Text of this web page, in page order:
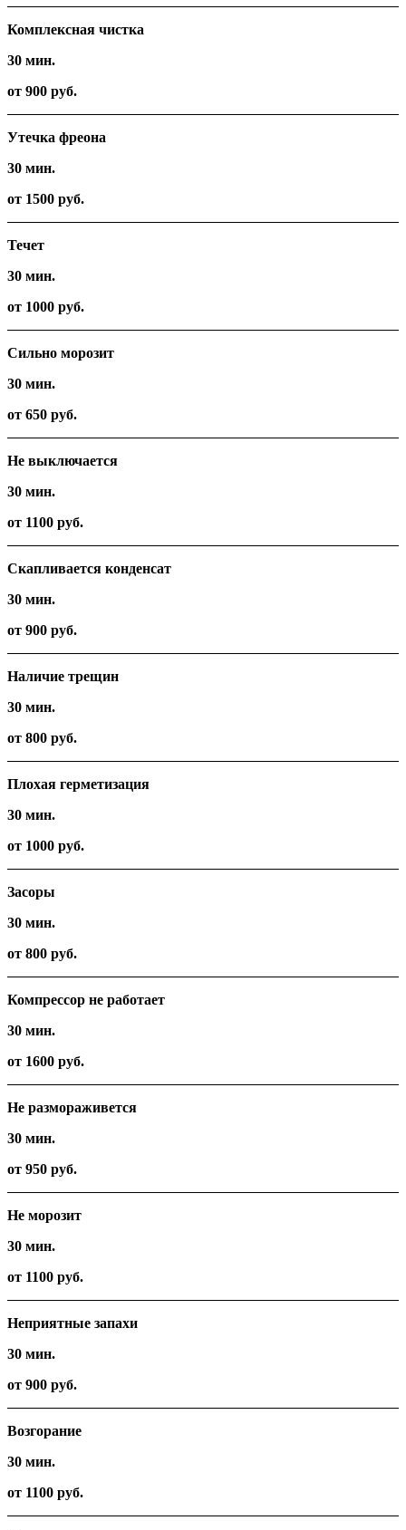
Комплексная чистка
30 мин.
от 900 руб.
Утечка фреона
30 мин.
от 1500 руб.
Течет
30 мин.
от 1000 руб.
Сильно морозит
30 мин.
от 650 руб.
Не выключается
30 мин.
от 1100 руб.
Скапливается конденсат
30 мин.
от 900 руб.
Наличие трещин
30 мин.
от 800 руб.
Плохая герметизация
30 мин.
от 1000 руб.
Засоры
30 мин.
от 800 руб.
Компрессор не работает
30 мин.
от 1600 руб.
Не размораживется
30 мин.
от 950 руб.
Не морозит
30 мин.
от 1100 руб.
Неприятные запахи
30 мин.
от 900 руб.
Возгорание
30 мин.
от 1100 руб.